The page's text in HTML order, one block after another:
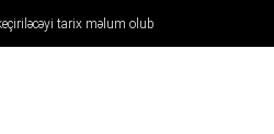
tarix məlum olub